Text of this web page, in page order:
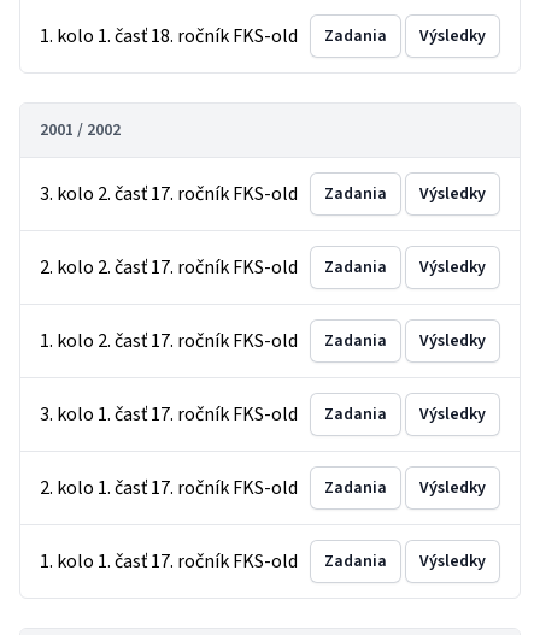
1. kolo 1. časť 18. ročník FKS-old Zadania Výsledky
2001 / 2002
3. kolo 2. časť 17. ročník FKS-old Zadania Výsledky
2. kolo 2. časť 17. ročník FKS-old Zadania Výsledky
1. kolo 2. časť 17. ročník FKS-old Zadania Výsledky
3. kolo 1. časť 17. ročník FKS-old Zadania Výsledky
2. kolo 1. časť 17. ročník FKS-old Zadania Výsledky
1. kolo 1. časť 17. ročník FKS-old Zadania Výsledky